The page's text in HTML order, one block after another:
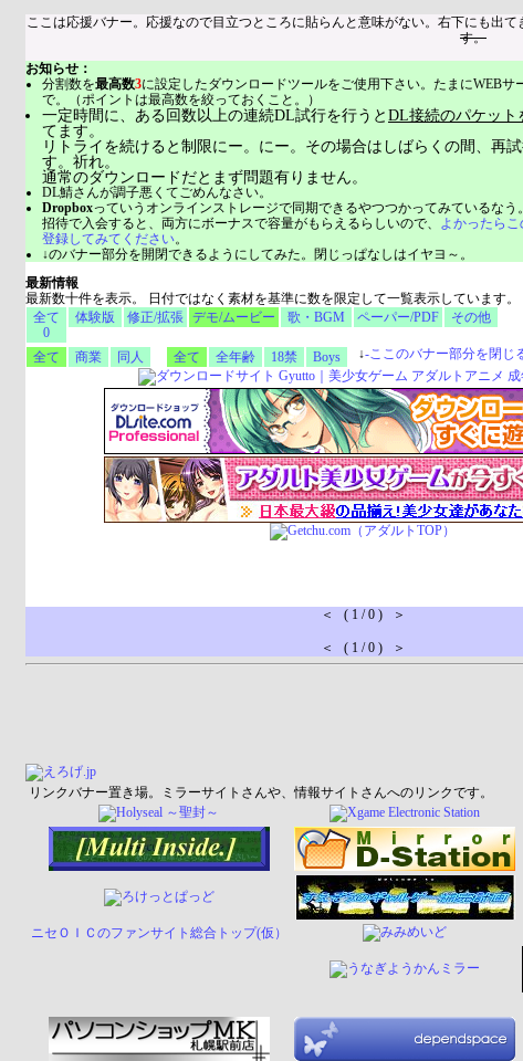
ここは応援バナー。応援なので目立つところに貼らんと意味がない。右下にも出て
す。
お知らせ：
分割数を最高数3に設定したダウンロードツールをご使用下さい。たまにWEBサ
で。（ポイントは最高数を絞っておくこと。）
一定時間に、ある回数以上の連続DL試行を行うとDL接続のパケット
てます。
リトライを続けると制限にー。にー。その場合はしばらくの間、再
す。祈れ。
通常のダウンロードだとまず問題有りません。
DL鯖さんが調子悪くてごめんなさい。
Dropboxっていうオンラインストレージで同期できるやつつかってみているなう。
招待で入会すると、両方にボーナスで容量がもらえるらしいので、 よかったら
登録してみてください。
↓のバナー部分を開閉できるようにしてみた。閉じっぱなしはイヤヨ～。
最新情報
最新数十件を表示。 日付ではなく素材を基準に数を限定して一覧表示しています。
全て
0
体験版 修正/拡張 デモ/ムービー 歌・BGM ペーパー/PDF その他
全て 商業 同人 全て 全年齢 18禁 Boys ↓-ここのバナー部分を閉じ
＜ ( 1 / 0 ) ＞
＜ ( 1 / 0 ) ＞
リンクバナー置き場。ミラーサイトさんや、情報サイトさんへのリンクです。
ニセＯＩＣのファンサイト総合トップ(仮）